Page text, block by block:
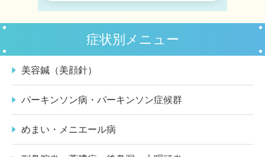
症状別メニュー
美容鍼（美顔針）
パーキンソン病・パーキンソン症候群
めまい・メニエール病